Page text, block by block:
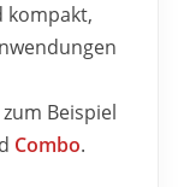
kompakt,
Beispiel
Combo.